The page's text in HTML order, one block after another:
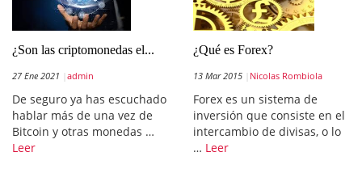
¿Son las criptomonedas el...
27 Ene 2021 admin
De seguro ya has escuchado
hablar más de una vez de
Bitcoin y otras monedas …
Leer
¿Qué es Forex?
13 Mar 2015 Nicolas Rombiola
Forex es un sistema de
inversión que consiste en el
intercambio de divisas, o lo
… Leer